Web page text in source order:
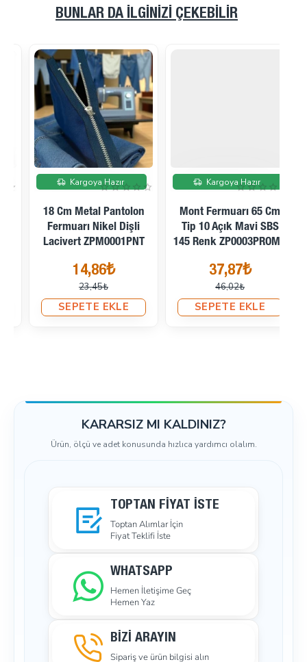
BUNLAR DA İLGINIZI ÇEKEBILIR
İndirimde
Kargoya Hazır
Mont Fermuarı 65 Cm
Tip 10 Açık Mavi SBS
145 Renk ZP0003PROMO
37,87₺
46,02₺
SEPETE EKLE
İndirimde
Kargoya Hazır
Mont Fermuarı 70 Cm
Tip 10 Lacivert SBS 168
Renk ZP0004PROMO
41,07₺
48,79₺
SEPETE EKLE
KARARSIZ MI KALDINIZ?
Ürün, ölçü ve adet konusunda hızlıca yardımcı olalım.
TOPTAN FIYAT İSTE
Toptan Alımlar İçin
Fiyat Teklifi İste
WHATSAPP
Hemen İletişime Geç
Hemen Yaz
BİZİ ARAYIN
Sipariş ve ürün bilgisi alın